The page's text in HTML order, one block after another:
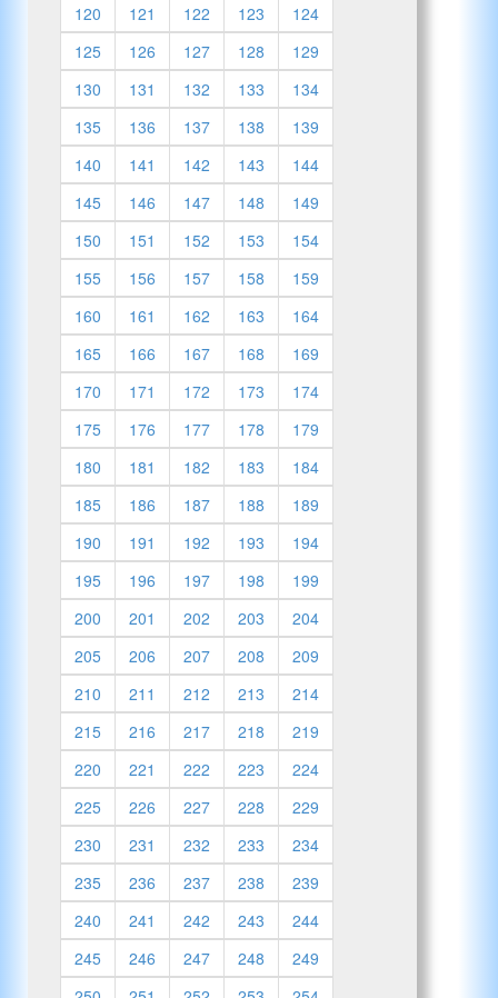
120
121 122 123
124
125
126 127 128
129
130
131 132 133
134
135
136 137 138
139
140
141 142 143
144
145
146 147 148
149
150
151 152 153
154
155
156 157 158
159
160
161 162 163
164
165
166 167 168
169
170
171 172 173
174
175
176 177 178
179
180
181 182 183
184
185
186 187 188
189
190
191 192 193
194
195
196 197 198
199
200
201 202 203
204
205
206 207 208
209
210
211 212 213
214
215
216 217 218
219
220
221 222 223
224
225
226 227 228
229
230
231 232 233
234
235
236 237 238
239
240
241 242 243
244
245
246 247 248
249